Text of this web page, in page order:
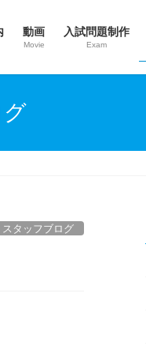
動画
Movie
入試問題制作
Exam
スタッフブログ